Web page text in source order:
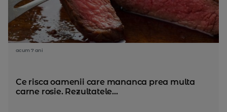
acum 7 ani
Ce risca oamenii care mananca prea multa
carne rosie. Rezultatele...